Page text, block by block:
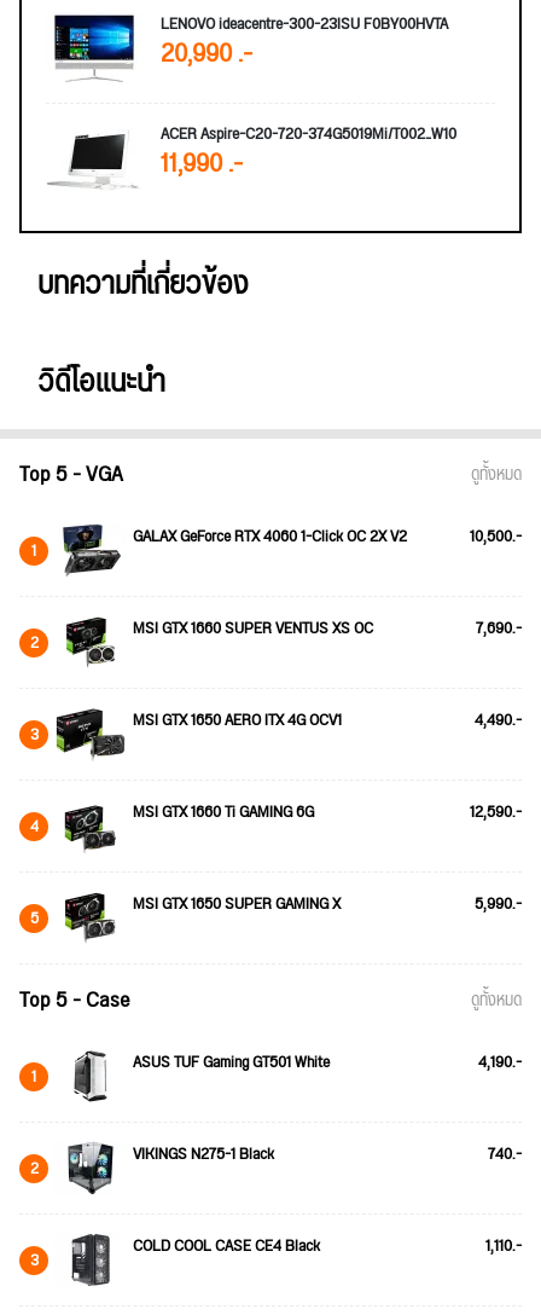
LENOVO ideacentre-300-23ISU F0BY00HVTA
20,990 .-
ACER Aspire-C20-720-374G5019Mi/T002_W10
11,990 .-
บทความที่เกี่ยวข้อง
วิดีโอแนะนำ
Top 5 - VGA ดูทั้งหมด
1 GALAX GeForce RTX 4060 1-Click OC 2X V2 10,500.-
2 MSI GTX 1660 SUPER VENTUS XS OC 7,690.-
3 MSI GTX 1650 AERO ITX 4G OCV1 4,490.-
4 MSI GTX 1660 Ti GAMING 6G 12,590.-
5 MSI GTX 1650 SUPER GAMING X 5,990.-
Top 5 - Case ดูทั้งหมด
1 ASUS TUF Gaming GT501 White 4,190.-
2 VIKINGS N275-1 Black 740.-
3 COLD COOL CASE CE4 Black 1,110.-